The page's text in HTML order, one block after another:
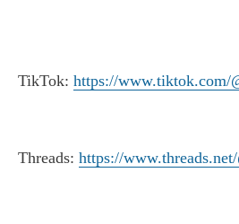
TikTok: https://www.tiktok.com/
Threads: https://